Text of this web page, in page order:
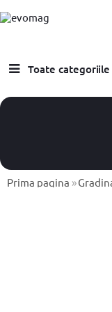
Toate categoriile
Laptopuri
Componente PC
Prima pagina »